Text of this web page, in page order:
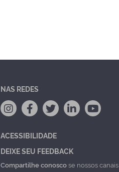
NAS REDES
ACESSIBILIDADE
DEIXE SEU FEEDBACK
Compartilhe conoscose nossos canais